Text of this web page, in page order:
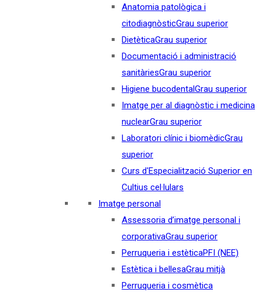
Anatomia patològica i
citodiagnòsticGrau superior
DietèticaGrau superior
Documentació i administració
sanitàriesGrau superior
Higiene bucodentalGrau superior
Imatge per al diagnòstic i medicina
nuclearGrau superior
Laboratori clínic i biomèdicGrau
superior
Curs d'Especialització Superior en
Cultius cel·lulars
Imatge personal
Assessoria d’imatge personal i
corporativaGrau superior
Perruqueria i estèticaPFI (NEE)
Estètica i bellesaGrau mitjà
Perruqueria i cosmètica